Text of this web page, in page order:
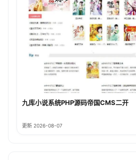
九库小说系统PHP源码帝国CMS二开
更新 2026-08-07